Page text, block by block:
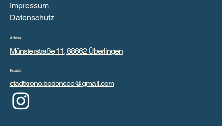
Impressum
Datenschutz
Adresse
Münsterstraße 11, 88662 Überlingen
Kontakt
stadtkrone.bodensee@gmail.com